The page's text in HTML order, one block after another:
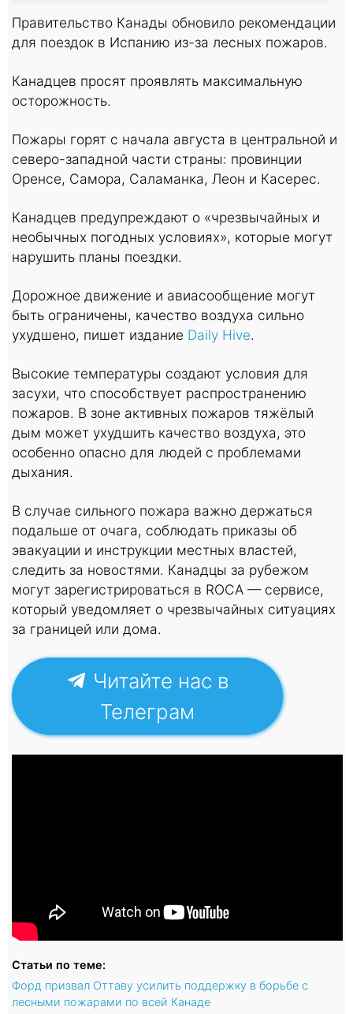
Правительство Канады обновило рекомендации
для поездок в Испанию из-за лесных пожаров.
Канадцев просят проявлять максимальную
осторожность.
Пожары горят с начала августа в центральной и
северо-западной части страны: провинции
Оренсе, Самора, Саламанка, Леон и Касерес.
Канадцев предупреждают о «чрезвычайных и
необычных погодных условиях», которые могут
нарушить планы поездки.
Дорожное движение и авиасообщение могут
быть ограничены, качество воздуха сильно
ухудшено, пишет издание Daily Hive.
Высокие температуры создают условия для
засухи, что способствует распространению
пожаров. В зоне активных пожаров тяжёлый
дым может ухудшить качество воздуха, это
особенно опасно для людей с проблемами
дыхания.
В случае сильного пожара важно держаться
подальше от очага, соблюдать приказы об
эвакуации и инструкции местных властей,
следить за новостями. Канадцы за рубежом
могут зарегистрироваться в ROCA — сервисе,
который уведомляет о чрезвычайных ситуациях
за границей или дома.
Читайте нас в
Телеграм
Статьи по теме:
Форд призвал Оттаву усилить поддержку в борьбе с
лесными пожарами по всей Канаде